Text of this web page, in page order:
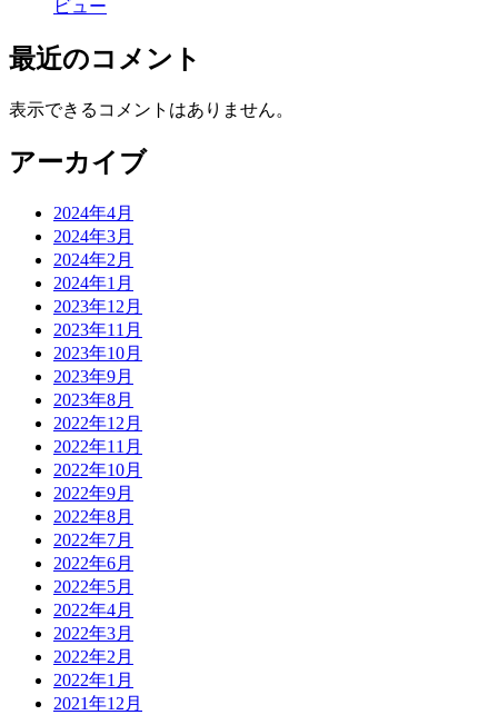
ビュー
最近のコメント
表示できるコメントはありません。
アーカイブ
2024年4月
2024年3月
2024年2月
2024年1月
2023年12月
2023年11月
2023年10月
2023年9月
2023年8月
2022年12月
2022年11月
2022年10月
2022年9月
2022年8月
2022年7月
2022年6月
2022年5月
2022年4月
2022年3月
2022年2月
2022年1月
2021年12月